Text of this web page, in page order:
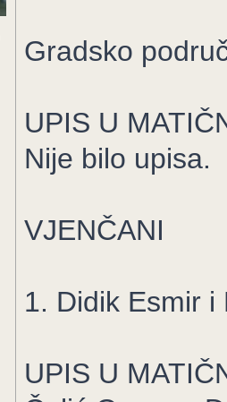
Gradsko
UPIS U
Nije bilo upisa.
VJENČANI
1. Didik Esmir i
UPIS U